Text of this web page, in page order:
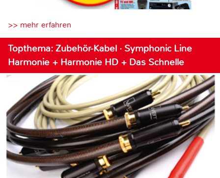
>> mehr erfahren
Topthema: Zubehör-Kabel · Symphonic Line
Harmonie + Harmonie HD + Das Schnelle